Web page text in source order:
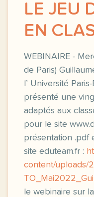
LE JEU
EN
WEBINAIRE -
de Paris)
l’ Université
présenté une
adaptés aux
pour le site
présentation .pdf
site eduteam.fr :
content/uploads/
le webinaire sur